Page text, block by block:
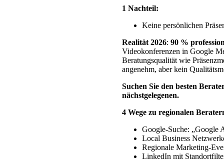
1 Nachteil:
Keine persönlichen
Realität 2026: 90 %
Videokonferenzen in Google
Beratungsqualität wie
angenehm, aber kein
Suchen Sie den besten
nächstgelegenen.
4 Wege zu regionalen
Google-Suche: „Google
Local Business
Regionale Marketing-
LinkedIn mit